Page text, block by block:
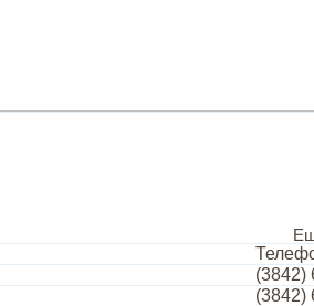
(3842)
(3842)